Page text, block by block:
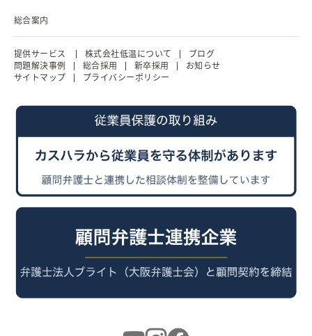
総合案内
提供サービス 株式会社低温について
ブログ
問題解決事例
総合採用 新卒採用
お知らせ
サイトマップ
プライバシーポリシー